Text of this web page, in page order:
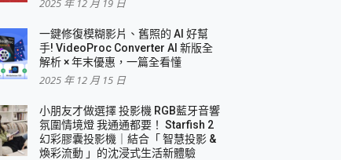
一鍵修復模糊影片、舊照的 AI 好幫
手! VideoProc Converter AI 新版全
解析 × 年末優惠，一篇全看懂
2025 年 12 月 15 日
小朋友才做選擇 投影機 RGB藍牙音響
氛圍情境燈 我通通都要！ Starfish 2
幻彩膠囊投影機｜結合「 智慧投影 &
煥彩流動 」的沈浸式生活新體驗